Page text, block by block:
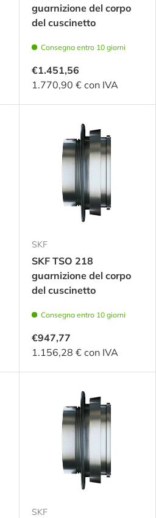
guarnizione del corpo
del cuscinetto
Consegna entro 10 giorni
€1.451,56
1.770,90 € con IVA
SKF
SKF TSO 218
guarnizione del corpo
del cuscinetto
Consegna entro 10 giorni
€947,77
1.156,28 € con IVA
SKF